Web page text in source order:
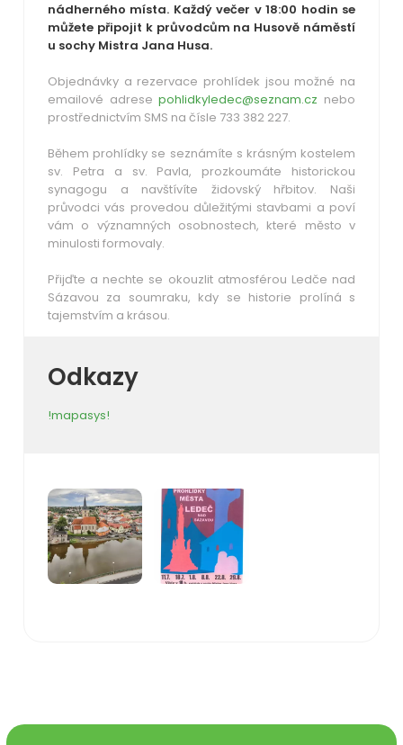
nádherného místa. Každý večer v 18:00 hodin se
můžete připojit k průvodcům na Husově náměstí
u sochy Mistra Jana Husa.
Objednávky a rezervace prohlídek jsou možné na
emailové adresepohlidkyledec@seznam.cz nebo
prostřednictvím SMS na čísle 733 382 227.
Během prohlídky se seznámíte s krásným kostelem
sv. Petra a sv. Pavla, prozkoumáte historickou
synagogu a navštívíte židovský hřbitov. Naši
průvodci vás provedou důležitými stavbami a poví
vám o významných osobnostech, které město v
minulosti formovaly.
Přijďte a nechte se okouzlit atmosférou Ledče nad
Sázavou za soumraku, kdy se historie prolíná s
tajemstvím a krásou.
Odkazy
!mapasys!